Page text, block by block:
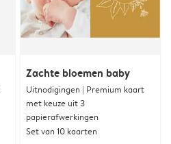
Zachte bloemen baby
Uitnodigingen | Premium kaart
met keuze uit 3
papierafwerkingen
Set van 10 kaarten